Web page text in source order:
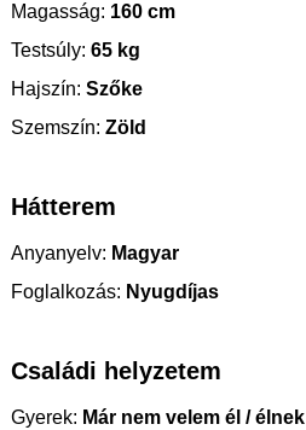
Magasság: 160 cm
Testsúly: 65 kg
Hajszín: Szőke
Szemszín: Zöld
Hátterem
Anyanyelv: Magyar
Foglalkozás: Nyugdíjas
Családi helyzetem
Gyerek: Már nem velem él / élnek